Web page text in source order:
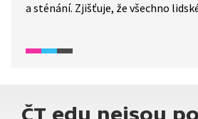
a sténání. Zjišťuje, že všechno
svobodnější život, pohybují se po
život?
ČT edu nejsou